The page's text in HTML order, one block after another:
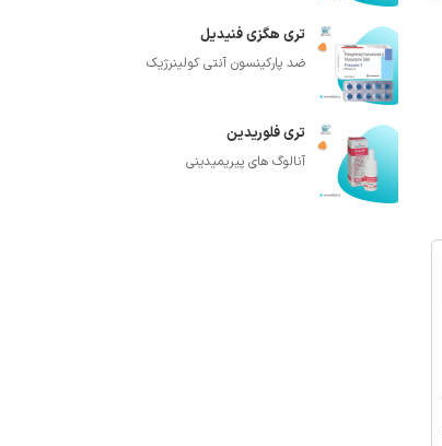
تری هگزی فنیدیل
ضد پارکینسون آنتی کولینرژیک
تری فلوریدین
آنالوگ های پیریمیدینی